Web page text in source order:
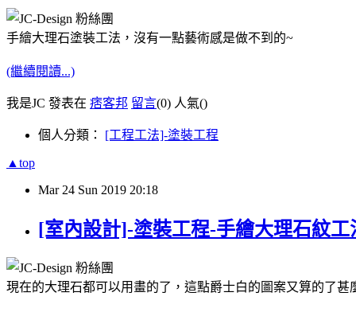
手繪大理石塗裝工法，沒有一點藝術感是做不到的~
(繼續閱讀...)
我是JC 發表在 痞客邦 留言(0) 人氣()
個人分類： [工程工法]-塗裝工程
▲top
Mar 24 Sun 2019 20:18
[室內設計]-塗裝工程-手繪大理石紋工
現在的大理石都可以用畫的了，這點爵士白的圖案又算的了甚